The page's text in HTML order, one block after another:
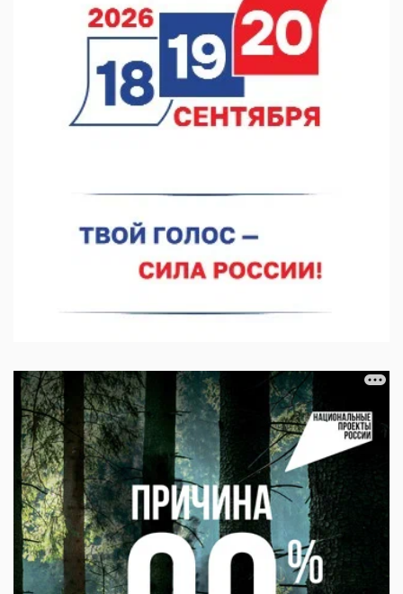
07.08.2026 12:04
В Нижегородской области созданы четыре ММЦ
07.08.2026 11:46